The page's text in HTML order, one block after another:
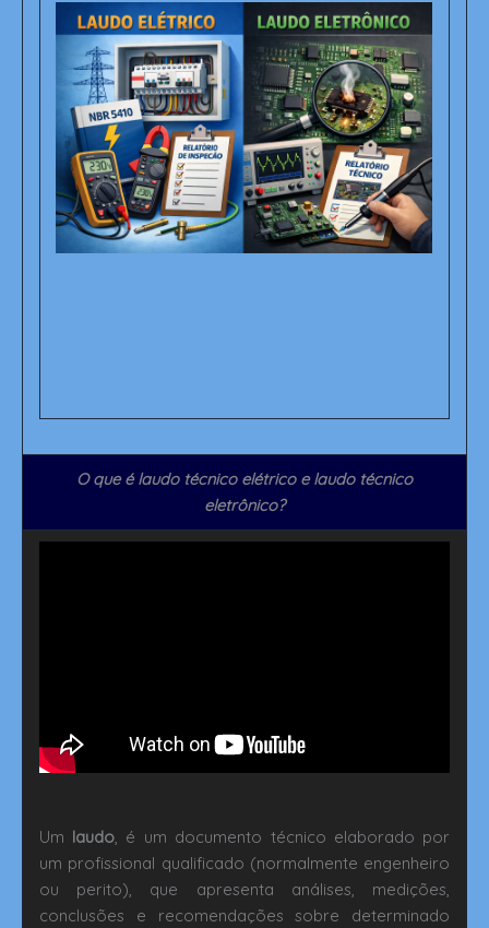
O que é laudo técnico elétrico e laudo técnico
eletrônico?
Um laudo, é um documento técnico elaborado por
um profissional qualificado (normalmente engenheiro
ou perito), que apresenta análises, medições,
conclusões e recomendações sobre determinado